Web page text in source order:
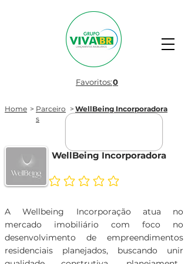
Favoritos:0
Home > Parceiro
s
> WellBeing Incorporadora
WellBeing Incorporadora
Ainda sem avaliações
A Wellbeing Incorporação atua no
mercado imobiliário com foco no
desenvolvimento de empreendimentos
residenciais planejados, buscando unir